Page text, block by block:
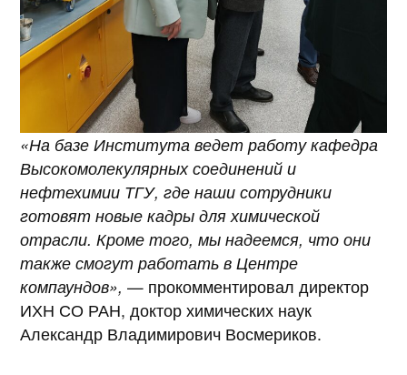
«На базе Института ведет работу кафедра
Высокомолекулярных соединений и
нефтехимии ТГУ, где наши сотрудники
готовят новые кадры для химической
отрасли. Кроме того, мы надеемся, что они
также смогут работать в Центре
компаундов», — прокомментировал директор
ИХН СО РАН, доктор химических наук
Александр Владимирович Восмериков.